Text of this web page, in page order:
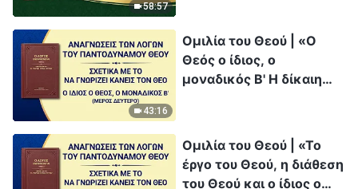
58:57
43:16
Ομιλία του Θεού | «Ο
Θεός ο ίδιος, ο
μοναδικός Β' Η δίκαιη
Ομιλία του Θεού | «Το
έργο του Θεού, η διάθεση
του Θεού και ο ίδιος ο